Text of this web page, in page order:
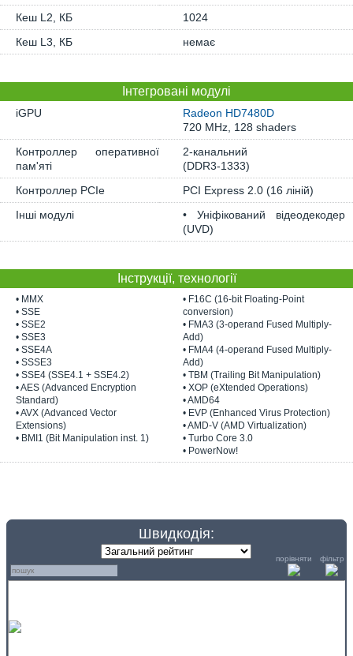
Кеш L2, КБ
1024
Кеш L3, КБ
немає
Інтегровані модулі
iGPU
Radeon HD7480D
720 MHz, 128 shaders
Контроллер оперативної
пам'яті
2-канальний
(DDR3-1333)
Контроллер PCIe
PCI Express 2.0 (16 ліній)
Інші модулі
• Уніфікований відеодекодер
(UVD)
Інструкції, технології
• MMX
• SSE
• SSE2
• SSE3
• SSE4A
• SSSE3
• SSE4 (SSE4.1 + SSE4.2)
• AES (Advanced Encryption
Standard)
• AVX (Advanced Vector
Extensions)
• BMI1 (Bit Manipulation inst. 1)
• F16C (16-bit Floating-Point
conversion)
• FMA3 (3-operand Fused Multiply-
Add)
• FMA4 (4-operand Fused Multiply-
Add)
• TBM (Trailing Bit Manipulation)
• XOP (eXtended Operations)
• AMD64
• EVP (Enhanced Virus Protection)
• AMD-V (AMD Virtualization)
• Turbo Core 3.0
• PowerNow!
Швидкодія:
порівняти фільтр